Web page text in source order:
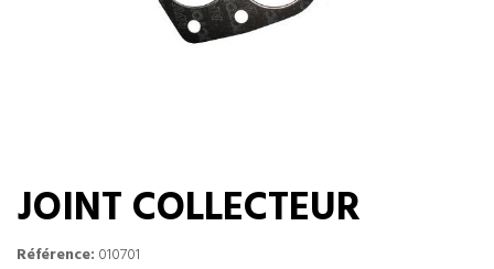
JOINT COLLECTEUR
Référence: 010701